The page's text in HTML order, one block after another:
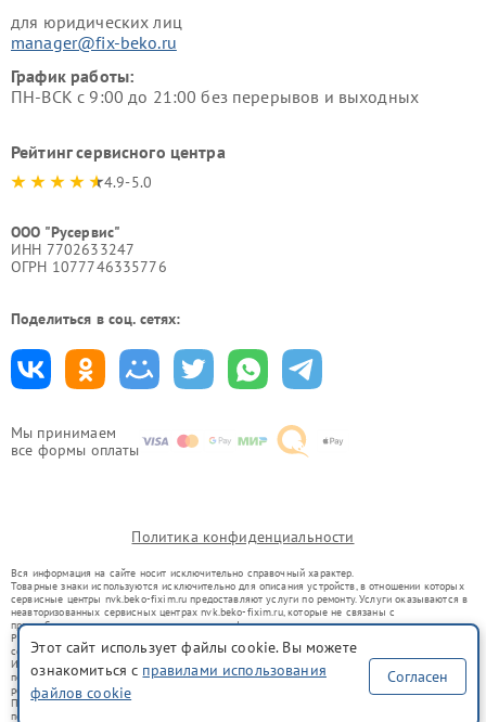
Мы принимаем
все формы оплаты
для юридических лиц
manager@fix-beko.ru
График работы:
ПН-ВСК с 9:00 до 21:00 без перерывов и выходных
Рейтинг сервисного центра
4.9-5.0
ООО "Русервис"
ИНН 7702633247
ОГРН 1077746335776
Поделиться в соц. сетях:
Политика конфиденциальности
Вся информация на сайте носит исключительно справочный характер.
Товарные знаки используются исключительно для описания устройств, в отношении которых
сервисные центры nvk.beko-fixim.ru предоставляют услуги по ремонту. Услуги оказываются в
неавторизованных сервисных центрах nvk.beko-fixim.ru, которые не связаны с
правообладателями товарных знаков или их официальными представителями.
Ремонт осуществляется для устройств, уже введенных в гражданский оборот в соответствии
со статьей 1487 ГК РФ.
Использование товарных знаков не преследует цели индивидуализации услуг или введения
потребителей в заблуждение, а служит для информирования о предоставляемых услугах по
ремонту техники указанных брендов.
Представленная на сайте информация не является публичной офертой, определяемой
положениями Статьи 437(2) Гражданского кодекса РФ
Этот сайт использует файлы cookie. Вы можете
ознакомиться с правилами использования
файлов cookie
Согласен